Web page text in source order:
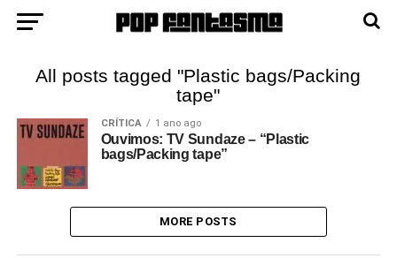
All posts tagged "Plastic bags/Packing
tape"
CRÍTICA 1 ano ago
Ouvimos: TV Sundaze – “Plastic
bags/Packing tape”
MORE POSTS